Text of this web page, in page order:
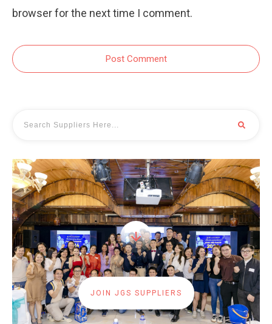
browser for the next time I comment.
Post Comment
JOIN JGS SUPPLIERS